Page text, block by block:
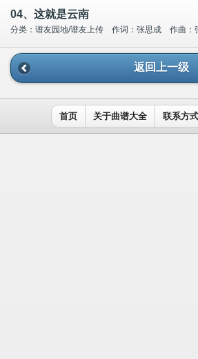
04、这就是云南
分类：谱友园地/谱友上传 作词：张思成 作曲
返回上一级
首页 关于曲谱大全 联系方式